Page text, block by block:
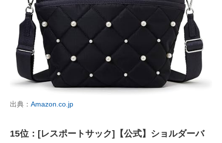
出典： Amazon.co.jp
15位：[レスポートサック]【公式】ショルダーバ